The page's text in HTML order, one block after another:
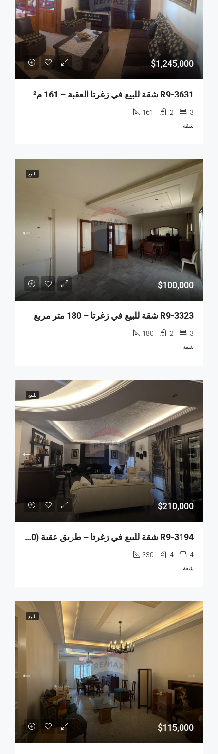
$1,245,000
R9-3631 شقة للبيع في زغرتا العقبة – 161 م²
3
2
161
شقة
للبيع
$100,000
R9-3323 شقة للبيع في زغرتا – 180 متر مربع
3
2
180
شقة
للبيع
$210,000
R9-3194 شقة للبيع في زغرتا – طريق عقبة (330 م²، الطابق الثالث)
4
4
330
شقة
للبيع
$115,000